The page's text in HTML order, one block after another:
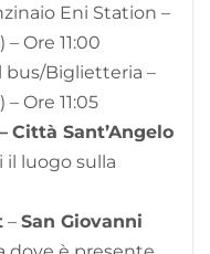
Eni Station –
) – Ore 11:00
bus/Biglietteria –
) – Ore 11:05
Città Sant’Angelo
il luogo sulla
–San Giovanni